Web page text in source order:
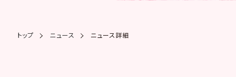
トップ ニュース ニュース詳細